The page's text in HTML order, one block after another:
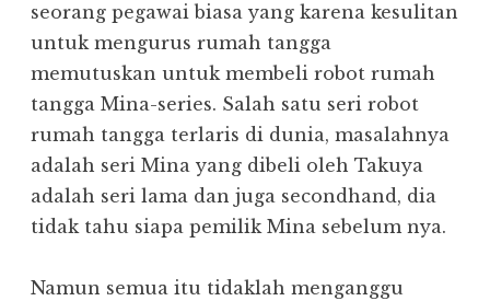
seorang pegawai biasa yang karena kesulitan
untuk mengurus rumah tangga
memutuskan untuk membeli robot rumah
tangga Mina-series. Salah satu seri robot
rumah tangga terlaris di dunia, masalahnya
adalah seri Mina yang dibeli oleh Takuya
adalah seri lama dan juga secondhand, dia
tidak tahu siapa pemilik Mina sebelum nya.
Namun semua itu tidaklah menganggu